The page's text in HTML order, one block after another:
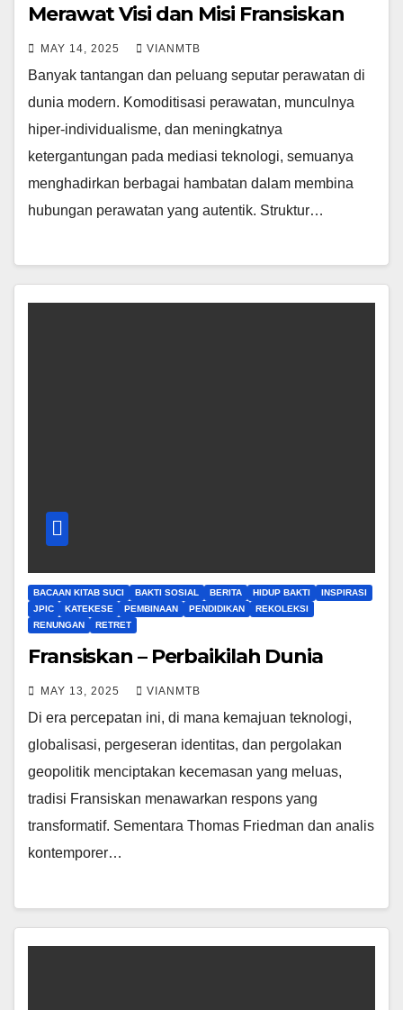
Merawat Visi dan Misi Fransiskan
MAY 14, 2025 VIANMTB
Banyak tantangan dan peluang seputar perawatan di
dunia modern. Komoditisasi perawatan, munculnya
hiper-individualisme, dan meningkatnya
ketergantungan pada mediasi teknologi, semuanya
menghadirkan berbagai hambatan dalam membina
hubungan perawatan yang autentik. Struktur…
BACAAN KITAB SUCI BAKTI SOSIAL BERITA HIDUP BAKTI
INSPIRASI
JPIC
KATEKESE PEMBINAAN PENDIDIKAN
REKOLEKSI
RENUNGAN
RETRET
Fransiskan – Perbaikilah Dunia
MAY 13, 2025 VIANMTB
Di era percepatan ini, di mana kemajuan teknologi,
globalisasi, pergeseran identitas, dan pergolakan
geopolitik menciptakan kecemasan yang meluas,
tradisi Fransiskan menawarkan respons yang
transformatif. Sementara Thomas Friedman dan analis
kontemporer…